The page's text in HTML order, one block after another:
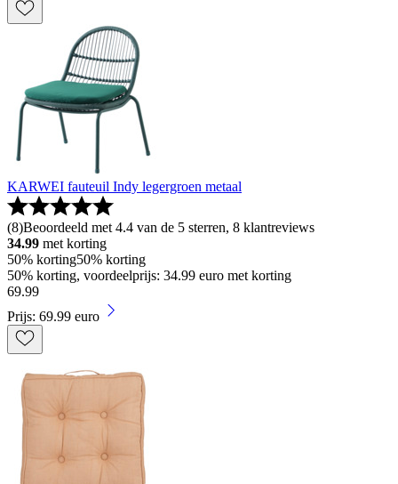
KARWEI fauteuil Indy legergroen metaal
(8)Beoordeeld met 4.4 van de 5 sterren, 8 klantreviews
34.99 met korting
50% korting50% korting
50% korting, voordeelprijs: 34.99 euro met korting
69.99
Prijs: 69.99 euro